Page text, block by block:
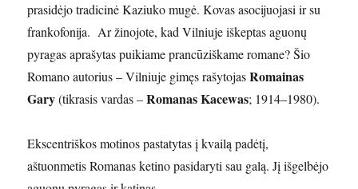
prasidėjo tradicinė Kaziuko mugė. Kovas asocijuojasi ir su
frankofonija. Ar žinojote, kad Vilniuje iškeptas aguonų
pyragas aprašytas puikiame prancūziškame romane? Šio
Romano autorius – Vilniuje gimęs rašytojasRomainas
Gary(tikrasis vardas –Romanas Kacewas; 1914–1980).
Ekscentriškos motinos pastatytas į kvailą padėtį,
aštuonmetis Romanas ketino pasidaryti sau galą. Jį išgelbėjo